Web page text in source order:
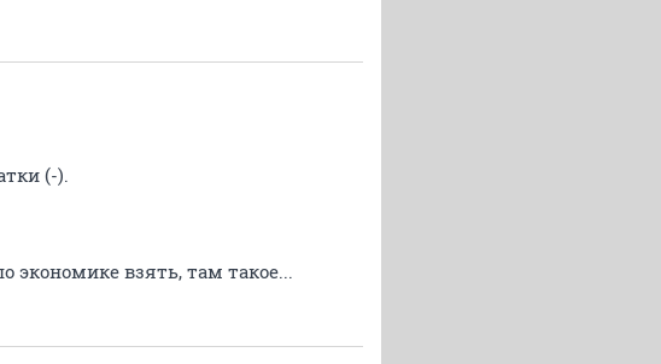
(-).
экономике взять, там такое...